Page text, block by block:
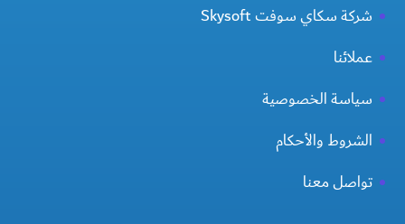
شركة سكاي سوفت Skysoft
عملائنا
سياسة الخصوصية
الشروط والأحكام
تواصل معنا